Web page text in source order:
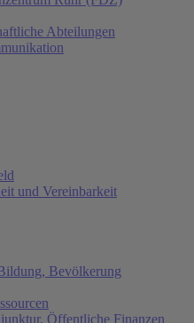
Abteilungen
und Vereinbarkeit
Bevölkerung
Öffentliche Finanzen